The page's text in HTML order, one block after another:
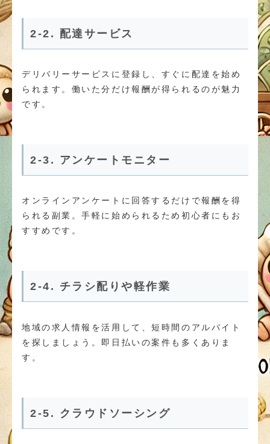
2-2. 配達サービス
デリバリーサービスに登録し、すぐに配達を始め
られます。働いた分だけ報酬が得られるのが魅力
です。
2-3. アンケートモニター
オンラインアンケートに回答するだけで報酬を得
られる副業。手軽に始められるため初心者にもお
すすめです。
2-4. チラシ配りや軽作業
地域の求人情報を活用して、短時間のアルバイト
を探しましょう。即日払いの案件も多くありま
す。
2-5. クラウドソーシング